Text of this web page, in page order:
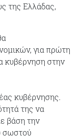
της Ελλάδας,
για πρώτη
κυβέρνηση στην
κυβέρνησης.
της να
βάση την
σωστού